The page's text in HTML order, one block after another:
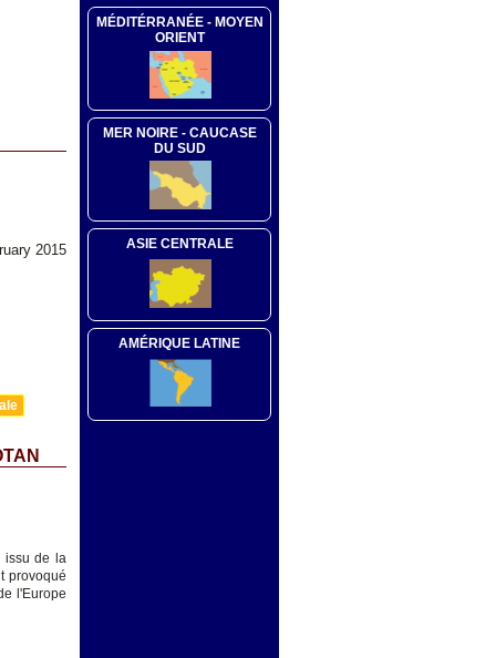
2015
issu de la
provoqué
l'Europe
MÉDITÉRRANÉE - MOYEN
ORIENT
MER NOIRE - CAUCASE
DU SUD
ASIE CENTRALE
AMÉRIQUE LATINE